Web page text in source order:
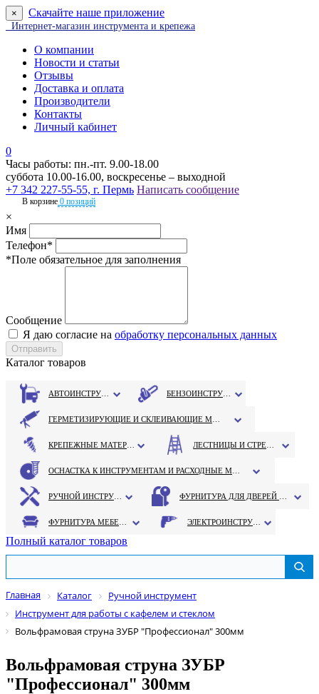
× Скачайте наше приложение
Интернет-магазин инструмента и крепежа
О компании
Новости и статьи
Отзывы
Доставка и оплата
Производители
Контакты
Личный кабинет
0
Часы работы: пн.-пт. 9.00-18.00
суббота 10.00-16.00, воскресенье – выходной
+7 342 227-55-55, г. Пермь Написать сообщение
В корзине 0 позиций
×
Имя
Телефон*
*Поле обязательное для заполнения
Сообщение
Я даю согласие на обработку персональных данных
Каталог товаров
Полный каталог товаров
Главная Каталог
Ручной инструмент
Инструмент для работы с кафелем и стеклом
Вольфрамовая струна ЗУБР "Профессионал" 300мм
Вольфрамовая струна ЗУБР
"Профессионал" 300мм